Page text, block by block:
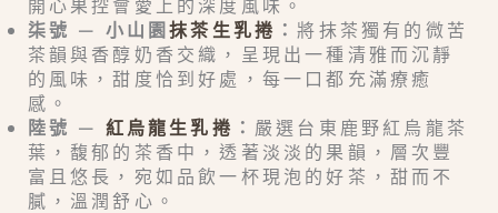
柒號 — 小山園抹茶生乳捲 ：將抹茶獨有的微苦
茶韻與香醇奶香交織，呈現出一種清雅而沉靜
的風味，甜度恰到好處，每一口都充滿療癒
感。
陸號 — 紅烏龍生乳捲 ： 嚴選台東鹿野紅烏龍茶
葉，馥郁的茶香中，透著淡淡的果韻，層次豐
富且悠長，宛如品飲一杯現泡的好茶，甜而不
膩，溫潤舒心。